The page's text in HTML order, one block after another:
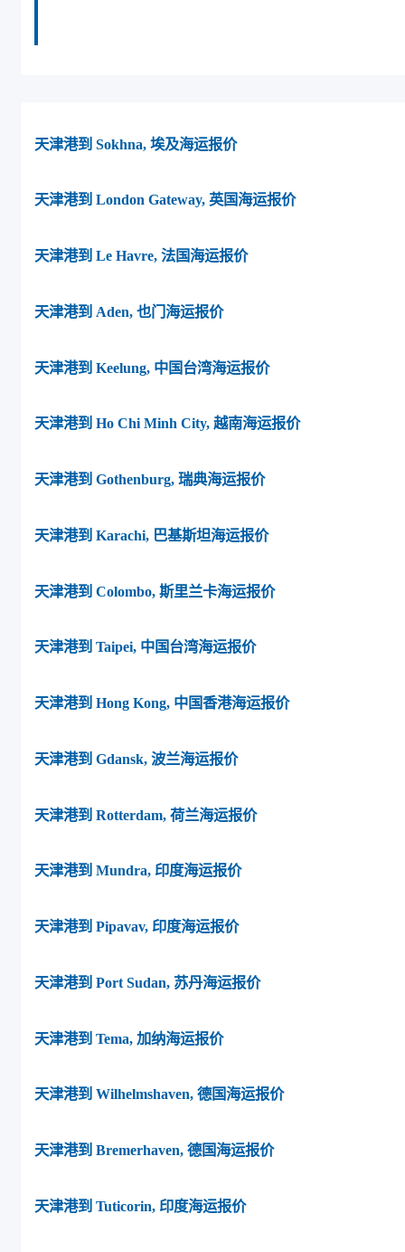
天津港到 Sokhna, 埃及海运报价
天津港到 London Gateway, 英国海运报价
天津港到 Le Havre, 法国海运报价
天津港到 Aden, 也门海运报价
天津港到 Keelung, 中国台湾海运报价
天津港到 Ho Chi Minh City, 越南海运报价
天津港到 Gothenburg, 瑞典海运报价
天津港到 Karachi, 巴基斯坦海运报价
天津港到 Colombo, 斯里兰卡海运报价
天津港到 Taipei, 中国台湾海运报价
天津港到 Hong Kong, 中国香港海运报价
天津港到 Gdansk, 波兰海运报价
天津港到 Rotterdam, 荷兰海运报价
天津港到 Mundra, 印度海运报价
天津港到 Pipavav, 印度海运报价
天津港到 Port Sudan, 苏丹海运报价
天津港到 Tema, 加纳海运报价
天津港到 Wilhelmshaven, 德国海运报价
天津港到 Bremerhaven, 德国海运报价
天津港到 Tuticorin, 印度海运报价